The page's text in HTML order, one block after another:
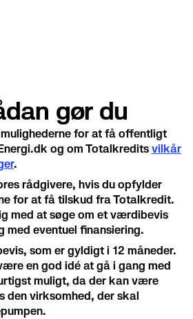
gør du
for at få offentligt
og om Totalkreditsvilkår
.
rådgivere, hvis du opfylder
for at få tilskud fra Totalkredit.
med at søge om et værdibevis
med eventuel finansiering.
som er gyldigt i 12 måneder.
en god idé at gå i gang med
muligt, da der kan være
den virksomhed, der skal